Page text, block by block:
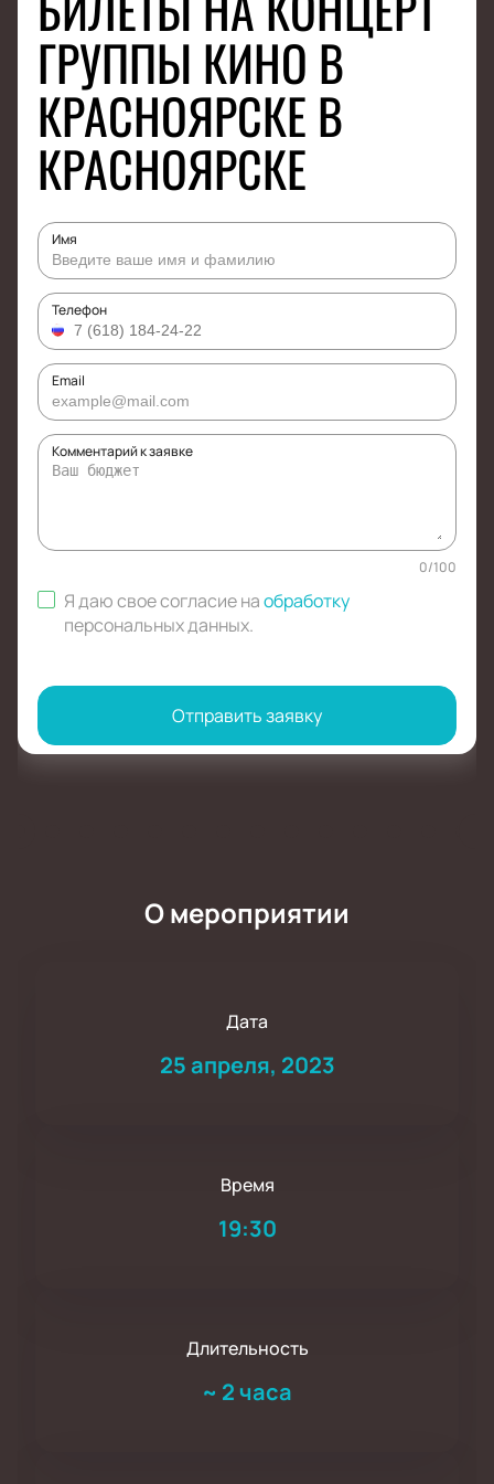
ГРУППЫ КИНО В
КРАСНОЯРСКЕ В
КРАСНОЯРСКЕ
Имя
Телефон
Email
Комментарий к заявке
0/100
Я даю свое согласие наобработку
персональных данных.
Отправить заявку
О мероприятии
Дата
25 апреля, 2023
Время
19:30
Длительность
~ 2 часа